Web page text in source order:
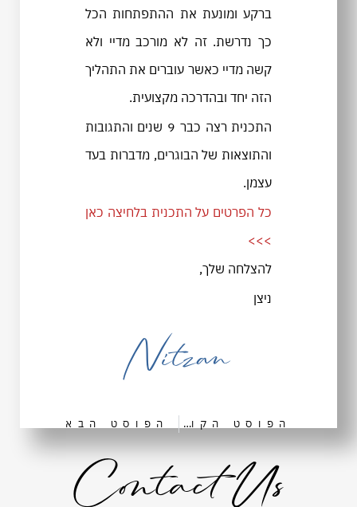
ברקע ומונעת את ההתפתחות הכל
כך נדרשת. זה לא מורכב מדיי ולא
קשה מדיי כאשר עוברים את התהליך
הזה יחד ובהדרכה מקצועית.
התכנית רצה כבר 9 שנים והתגובות
והתוצאות של הבוגרים, מדברות בעד
עצמן.
כל הפרטים על התכנית בלחיצה כאן
>>>
להצלחה שלך,
ניצן
Nitzan
הפוסט הקודם הפוסט הבא